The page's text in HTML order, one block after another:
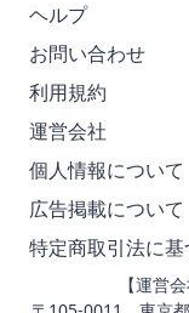
ヘルプ
お問い合わせ
利用規約
運営会社
個人情報について
広告掲載について
特定商取引法に
【運営